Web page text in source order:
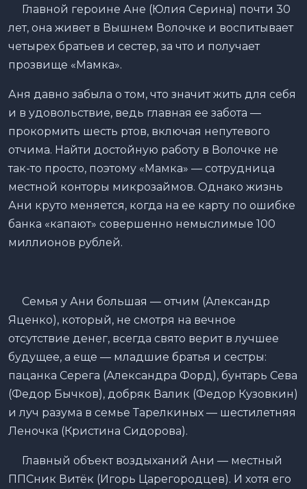
Главной героине Ане (Юлия Серина) почти 30
лет, она живет в Вышнем Волочке и воспитывает
четырех братьев и сестер, за что и получает
прозвище «Мамка».
Аня давно забыла о том, что значит жить для себя
и в удовольствие, ведь главная ее забота —
прокормить шесть ртов, включая непутевого
отчима. Найти достойную работу в Волочке не
так-то просто, поэтому «Мамка» — сотрудница
местной конторы микрозаймов. Однако жизнь
Ани круто меняется, когда на ее карту по ошибке
банка «капают» совершенно немыслимые 100
миллионов рублей.
Семья у Ани большая — отчим (Александр
Яценко), который, не смотря на вечное
отсутствие денег, всегда свято верит в лучшее
будущее, а еще — младшие братья и сестры:
пацанка Серега (Александра Форд), бунтарь Сева
(Федор Бычков), добряк Валик (Федор Кузовкин)
и луч разума в семье Тарелкиных — шестилетняя
Леночка (Кристина Сидорова).
Главный объект воздыханий Ани — местный
ППСник Витёк (Игорь Царегородцев). И хотя его